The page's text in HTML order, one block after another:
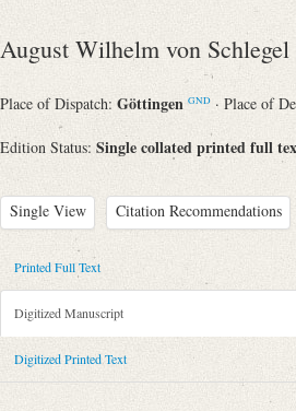
August Wilhelm von Schlegel
Place of Dispatch: Göttingen GND · Place of
Edition Status: Single collated printed full
Single View Citation Recommendations
Metadata Concerning Header
Sender: August Wilhelm von Schlegel
Recipient: Johann Carl Fürchtegott
Place of Dispatch: Göttingen
Place of Destination: Hannover
Printed Full Text
Digitized Manuscript
Digitized Printed Text